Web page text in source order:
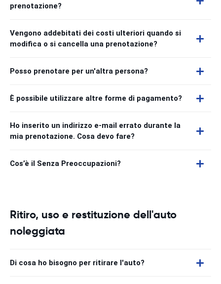
prenotazione?
Vengono addebitati dei costi ulteriori quando si
modifica o si cancella una prenotazione?
Posso prenotare per un'altra persona?
È possibile utilizzare altre forme di pagamento?
Ho inserito un indirizzo e-mail errato durante la
mia prenotazione. Cosa devo fare?
Cos’è il Senza Preoccupazioni?
Ritiro, uso e restituzione dell'auto
noleggiata
Di cosa ho bisogno per ritirare l'auto?